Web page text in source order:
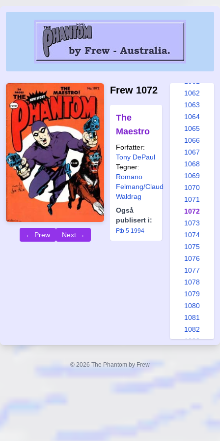
← Prew Next →
Frew 1072
The
Maestro
Forfatter:
Tony DePaul
Tegner:
Romano
Felmang/Claudio
Waldrag
Også
publisert i:
Ftb 5 1994
1055
1056
1062
1063
1064
1065
1066
1067
1068
1069
1070
1071
1072
1073
1074
1075
1076
1077
1078
1079
1080
1081
1082
1083
© 2026 The Phantom by Frew